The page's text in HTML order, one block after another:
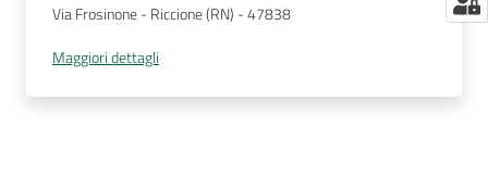
Via Frosinone - Riccione (RN) - 47838
Maggiori dettagli